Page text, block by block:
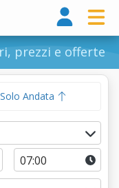
prezzi e offerte
Solo Andata